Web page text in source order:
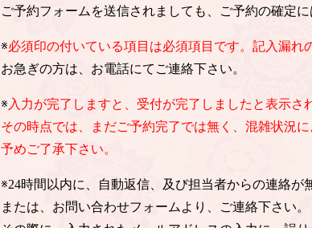
ご予約フォームを送信されましても、ご予約の確定
※必須印の付いている項目は必須項目です。記入漏れ
お急ぎの方は、お電話にてご連絡下さい。
※ 入力が完了しますと、受付が完了しましたと表示さ
その時点では、まだご予約完了では無く、混雑状況
予めご了承下さい。
※24時間以内に、自動返信、及び担当者からの連絡が
または、お問い合わせフォームより、ご連絡下さい。